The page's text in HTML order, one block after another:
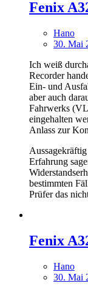
Fenix
Hano
30. Mai
Ich weiß
Recorder
Ein- und
aber auch
Fahrwerks
eingehalten
Anlass zur
Erfahrung
bestimmten
Prüfer das
Fenix
Hano
30. Mai